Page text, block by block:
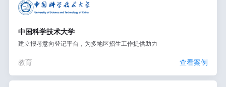
中国科学技术大学
建立报考意向登记平台，为多地区招生工作提供助力
教育 查看案例